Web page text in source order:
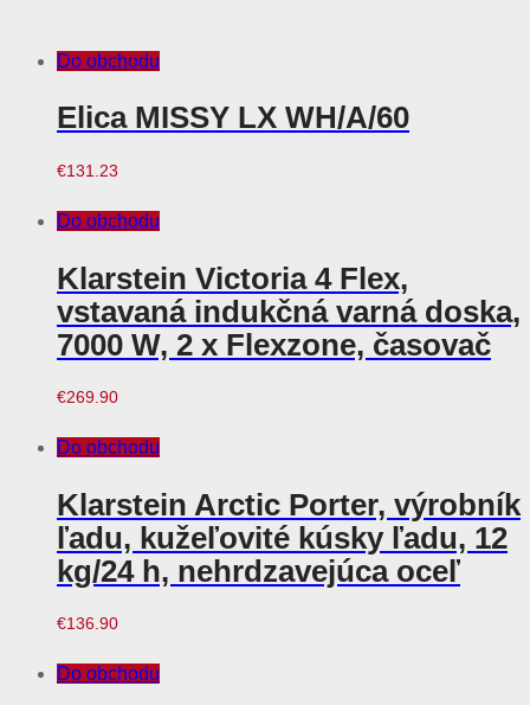
Do obchodu
Elica MISSY LX WH/A/60
€131.23
Do obchodu
Klarstein Victoria 4 Flex,
vstavaná indukčná varná doska,
7000 W, 2 x Flexzone, časovač
€269.90
Do obchodu
Klarstein Arctic Porter, výrobník
ľadu, kužeľovité kúsky ľadu, 12
kg/24 h, nehrdzavejúca oceľ
€136.90
Do obchodu